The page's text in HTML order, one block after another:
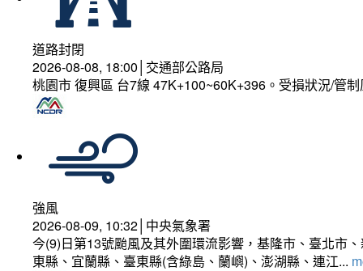
道路封閉
2026-08-08, 18:00│交通部公路局
桃園市 復興區 台7線 47K+100~60K+396。受損狀況/管
強風
2026-08-09, 10:32│中央氣象署
今(9)日第13號颱風及其外圍環流影響，基隆市、臺北市
東縣、宜蘭縣、臺東縣(含綠島、蘭嶼)、澎湖縣、連江...